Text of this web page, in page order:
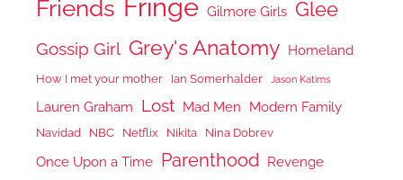
Friends Fringe Gilmore Girls Glee
Gossip Girl Grey's Anatomy Homeland
How I met your mother Ian Somerhalder Jason Katims
Lauren Graham Lost Mad Men Modern Family
Navidad NBC Netflix Nikita Nina Dobrev
Once Upon a Time Parenthood Revenge